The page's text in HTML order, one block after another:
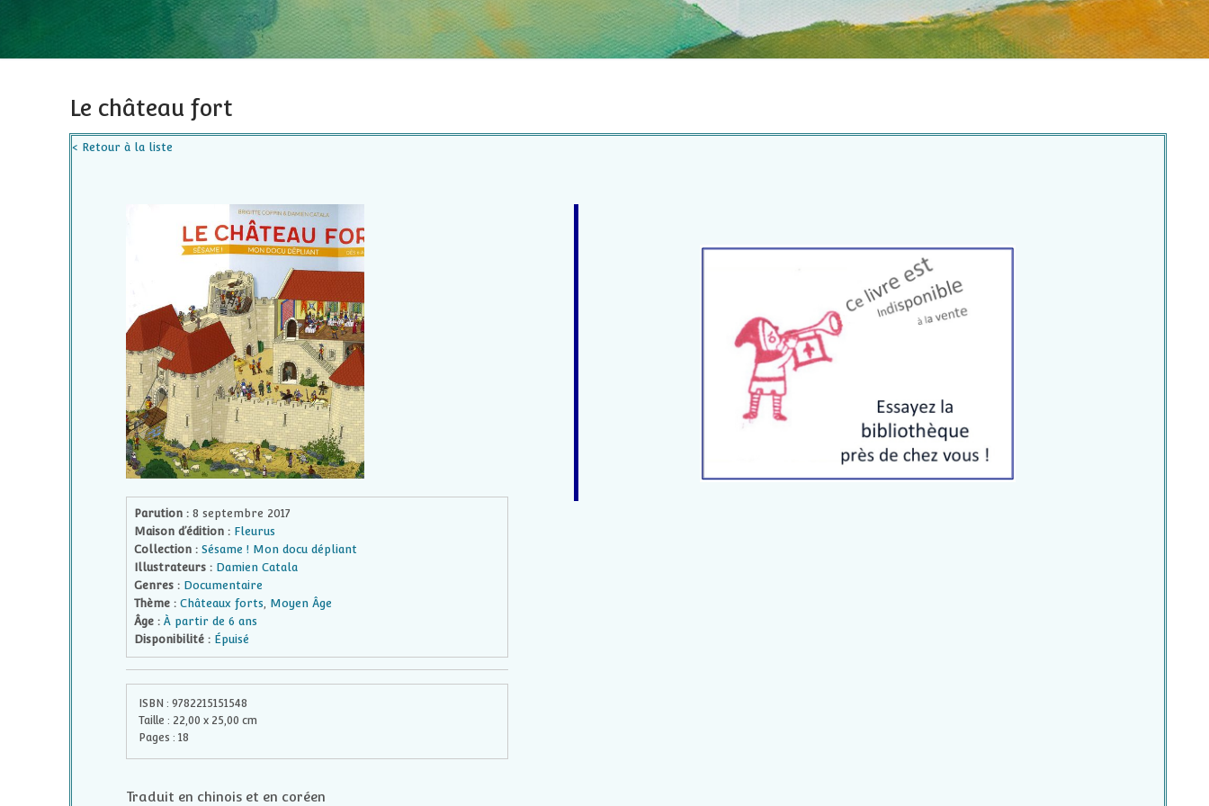
Le château fort
< Retour à la liste
Parution : 8 septembre 2017
Maison d’édition : Fleurus
Collection : Sésame ! Mon docu dépliant
Illustrateurs : Damien Catala
Genres : Documentaire
Thème :Châteaux forts, Moyen Âge
Âge :À partir de 6 ans
Disponibilité : Épuisé
ISBN : 9782215151548
Taille : 22,00 x 25,00 cm
Pages : 18
Traduit en chinois et en coréen